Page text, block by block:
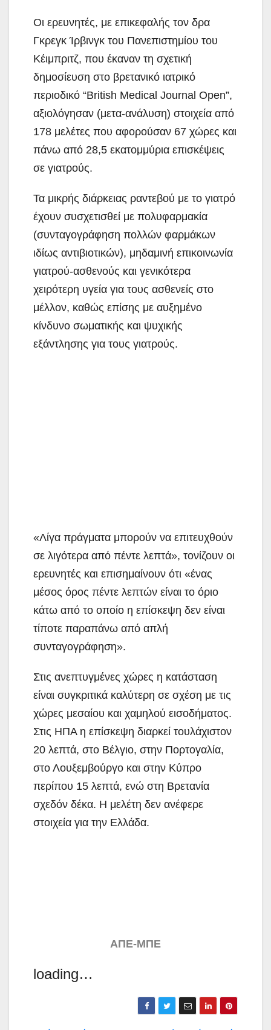
Οι ερευνητές, με επικεφαλής τον δρα
Γκρεγκ Ίρβινγκ του Πανεπιστημίου του
Κέιμπριτζ, που έκαναν τη σχετική
δημοσίευση στο βρετανικό ιατρικό
περιοδικό “British Medical Journal Open”,
αξιολόγησαν (μετα-ανάλυση) στοιχεία από
178 μελέτες που αφορούσαν 67 χώρες και
πάνω από 28,5 εκατομμύρια επισκέψεις
σε γιατρούς.
Τα μικρής διάρκειας ραντεβού με το γιατρό
έχουν συσχετισθεί με πολυφαρμακία
(συνταγογράφηση πολλών φαρμάκων
ιδίως αντιβιοτικών), μηδαμινή επικοινωνία
γιατρού-ασθενούς και γενικότερα
χειρότερη υγεία για τους ασθενείς στο
μέλλον, καθώς επίσης με αυξημένο
κίνδυνο σωματικής και ψυχικής
εξάντλησης για τους γιατρούς.
«Λίγα πράγματα μπορούν να επιτευχθούν
σε λιγότερα από πέντε λεπτά», τονίζουν οι
ερευνητές και επισημαίνουν ότι «ένας
μέσος όρος πέντε λεπτών είναι το όριο
κάτω από το οποίο η επίσκεψη δεν είναι
τίποτε παραπάνω από απλή
συνταγογράφηση».
Στις ανεπτυγμένες χώρες η κατάσταση
είναι συγκριτικά καλύτερη σε σχέση με τις
χώρες μεσαίου και χαμηλού εισοδήματος.
Στις ΗΠΑ η επίσκεψη διαρκεί τουλάχιστον
20 λεπτά, στο Βέλγιο, στην Πορτογαλία,
στο Λουξεμβούργο και στην Κύπρο
περίπου 15 λεπτά, ενώ στη Βρετανία
σχεδόν δέκα. Η μελέτη δεν ανέφερε
στοιχεία για την Ελλάδα.
ΑΠΕ-ΜΠΕ
loading…